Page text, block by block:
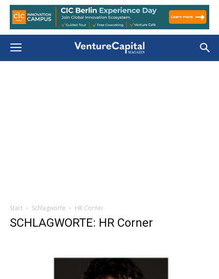
Start Schlagworte HR Corner
SCHLAGWORTE: HR Corner